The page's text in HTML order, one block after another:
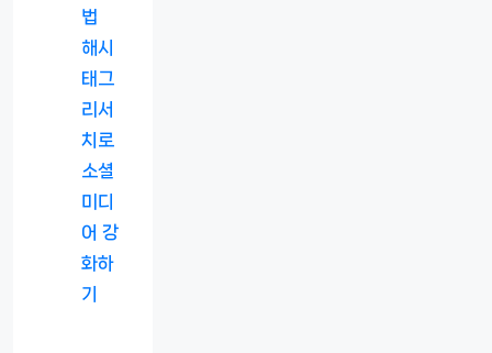
법
해시
태그
리서
치로
소셜
미디
어 강
화하
기